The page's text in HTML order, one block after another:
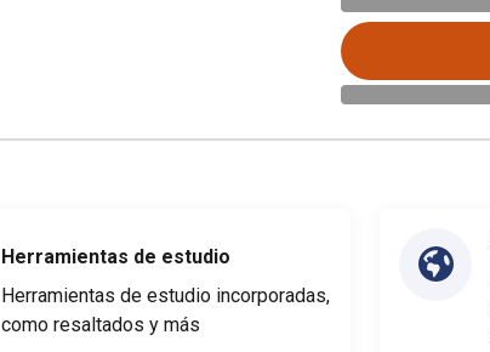
Herramientas de estudio
Herramientas de estudio incorporadas,
como resaltados y más